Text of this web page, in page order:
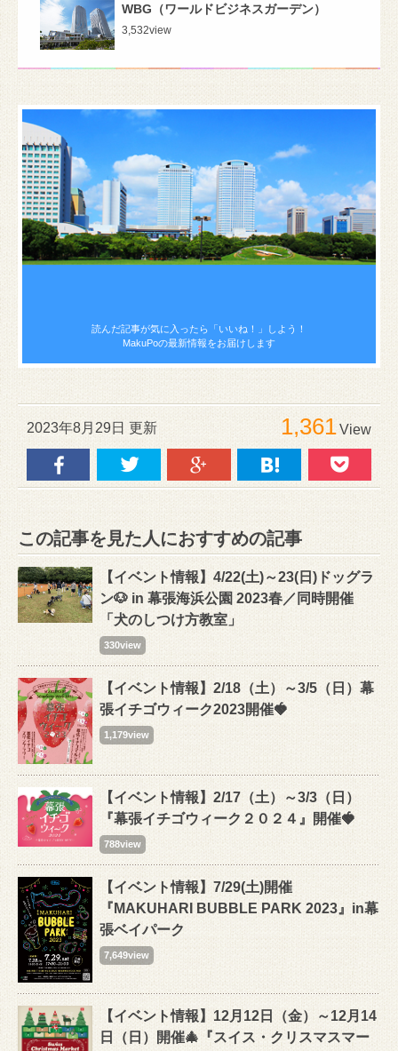
WBG（ワールドビジネスガーデン）
3,532view
読んだ記事が気に入ったら 「いいね！」しよう！
MakuPoの最新情報をお届けします
2023年8月29日 更新 1,361View
この記事を見た人におすすめの記事
【イベント情報】4/22(土)～23(日)ドッグラ
ン🐶 in 幕張海浜公園 2023春／同時開催
「犬のしつけ方教室」
330view
【イベント情報】2/18（土）～3/5（日）幕
張イチゴウィーク2023開催🍓
1,179view
【イベント情報】2/17（土）～3/3（日）
『幕張イチゴウィーク２０２４』開催🍓
788view
【イベント情報】7/29(土)開催
『MAKUHARI BUBBLE PARK 2023』in幕
張ベイパーク
7,649view
【イベント情報】12月12日（金）～12月14
日（日）開催🎄『スイス・クリスマスマー